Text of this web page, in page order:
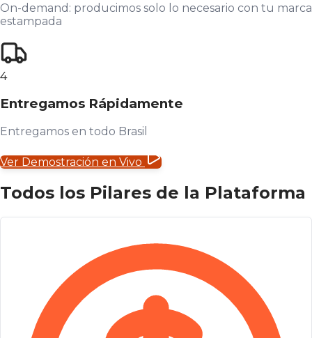
On-demand: producimos solo lo necesario con tu marca
estampada
4
Entregamos Rápidamente
Entregamos en todo Brasil
Ver Demostración en Vivo
Todos los Pilares de la Plataforma